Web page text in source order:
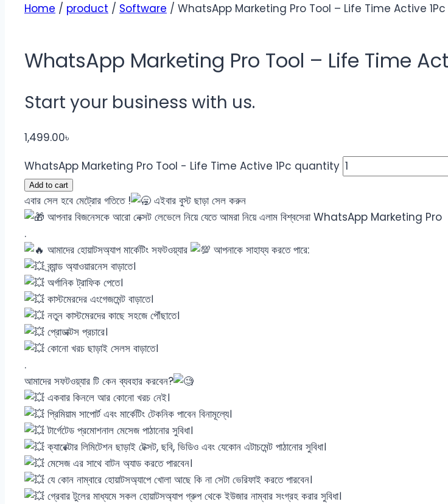
Home / product / Software / WhatsApp Marketing Pro Tool – Life Time Active 1Pc
WhatsApp Marketing Pro Tool – Life Time
Start your business with us.
1,499.00৳
WhatsApp Marketing Pro Tool - Life Time Active 1Pc quantity
Add to cart
এবার সেল হবে মেট্রোর গতিতে !
এইবার বুস্ট ছাড়া সেল করুন
আপনার বিজনেসকে আরো নেক্সট লেভেলে নিয়ে যেতে আমরা নিয়ে এলাম বিশ্বসেরা WhatsApp Marketing Pro
.
আমাদের হোয়াটসঅ্যাপ মার্কেটিং সফটওয়্যার
আপনাকে সাহায্য করতে পারে:
ব্র্যান্ড অ্যাওয়ারনেস বাড়াতে।
অর্গানিক ট্রাফিক পেতে।
কাস্টমেরদের এংগেজমেন্ট বাড়াতে।
নতুন কাস্টমেরদের কাছে সহজে পৌঁছাতে।
প্রোডাক্টস প্রচারে।
কোনো খরচ ছাড়াই সেলস বাড়াতে।
.
আমাদের সফটওয়্যার টি কেন ব্যবহার করবেন?
একবার কিনলে আর কোনো খরচ নেই।
প্রিমিয়াম সাপোর্ট এবং মার্কেটিং টেকনিক পাবেন বিনামূল্যে।
টার্গেটেড প্রমোশনাল মেসেজ পাঠানোর সুবিধা।
ক্যারেক্টার লিমিটেশন ছাড়াই টেক্সট, ছবি, ভিডিও এবং যেকোন এটাচমেন্ট পাঠানোর সুবিধা।
মেসেজ এর সাথে বাটন অ্যাড করতে পারবেন।
যে কোন নাম্বারে হোয়াটসঅ্যাপে খোলা আছে কি না সেটা ভেরিফাই করতে পারবেন।
গ্রেবার টুলের মাধ্যমে সকল হোয়াটসঅ্যাপ গ্রুপ থেকে ইউজার নাম্বার সংগ্রহ করার সুবিধা।